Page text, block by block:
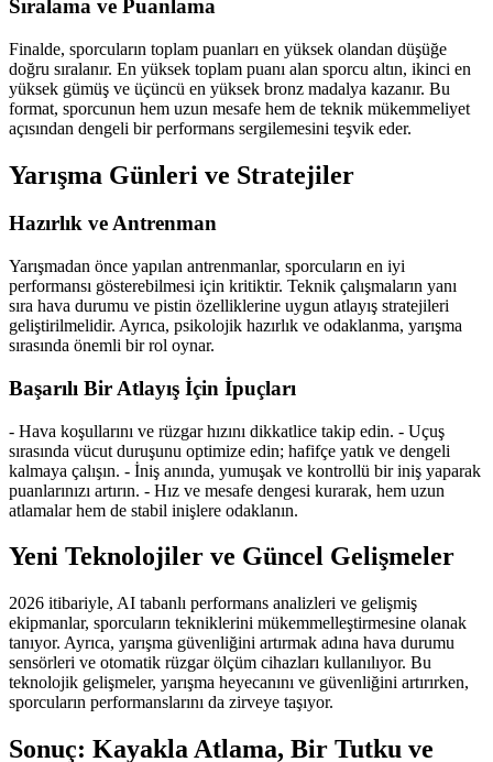
Sıralama ve Puanlama
Finalde, sporcuların toplam puanları en yüksek olandan düşüğe
doğru sıralanır. En yüksek toplam puanı alan sporcu altın, ikinci en
yüksek gümüş ve üçüncü en yüksek bronz madalya kazanır. Bu
format, sporcunun hem uzun mesafe hem de teknik mükemmeliyet
açısından dengeli bir performans sergilemesini teşvik eder.
Yarışma Günleri ve Stratejiler
Hazırlık ve Antrenman
Yarışmadan önce yapılan antrenmanlar, sporcuların en iyi
performansı gösterebilmesi için kritiktir. Teknik çalışmaların yanı
sıra hava durumu ve pistin özelliklerine uygun atlayış stratejileri
geliştirilmelidir. Ayrıca, psikolojik hazırlık ve odaklanma, yarışma
sırasında önemli bir rol oynar.
Başarılı Bir Atlayış İçin İpuçları
- Hava koşullarını ve rüzgar hızını dikkatlice takip edin. - Uçuş
sırasında vücut duruşunu optimize edin; hafifçe yatık ve dengeli
kalmaya çalışın. - İniş anında, yumuşak ve kontrollü bir iniş yaparak
puanlarınızı artırın. - Hız ve mesafe dengesi kurarak, hem uzun
atlamalar hem de stabil inişlere odaklanın.
Yeni Teknolojiler ve Güncel Gelişmeler
2026 itibariyle, AI tabanlı performans analizleri ve gelişmiş
ekipmanlar, sporcuların tekniklerini mükemmelleştirmesine olanak
tanıyor. Ayrıca, yarışma güvenliğini artırmak adına hava durumu
sensörleri ve otomatik rüzgar ölçüm cihazları kullanılıyor. Bu
teknolojik gelişmeler, yarışma heyecanını ve güvenliğini artırırken,
sporcuların performanslarını da zirveye taşıyor.
Sonuç: Kayakla Atlama, Bir Tutku ve